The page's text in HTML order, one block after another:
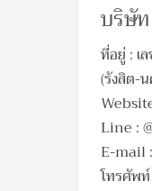
บริษั
ที่อยู่ : เ
(รังสิต-
Line :
E-mail :
โทรศัพ